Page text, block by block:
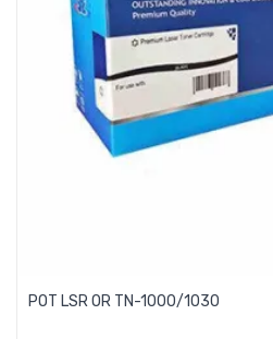
POT LSR OR TN-1000/1030